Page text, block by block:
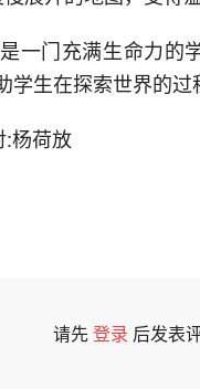
一门充满生命力的
学生在探索世界的
:杨荷放
请先登录 后发表